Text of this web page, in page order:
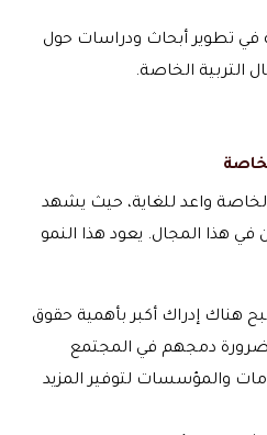
في تطوير أبحاث ودراسات حول
التربية الخاصة.
واعد للغاية، حيث يشهد
هذا المجال. يعود هذا النمو
هناك إدراك أكبر بأهمية حقوق
دمجهم في المجتمع
والمؤسسات لتوفير المزيد